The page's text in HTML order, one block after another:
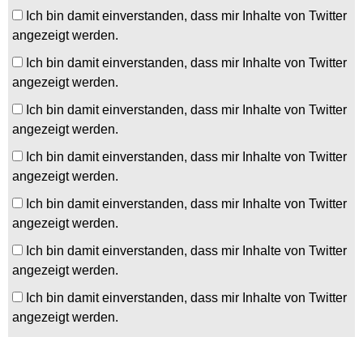
Ich bin damit einverstanden, dass mir Inhalte von Twitter
angezeigt werden.
Ich bin damit einverstanden, dass mir Inhalte von Twitter
angezeigt werden.
Ich bin damit einverstanden, dass mir Inhalte von Twitter
angezeigt werden.
Ich bin damit einverstanden, dass mir Inhalte von Twitter
angezeigt werden.
Ich bin damit einverstanden, dass mir Inhalte von Twitter
angezeigt werden.
Ich bin damit einverstanden, dass mir Inhalte von Twitter
angezeigt werden.
Ich bin damit einverstanden, dass mir Inhalte von Twitter
angezeigt werden.